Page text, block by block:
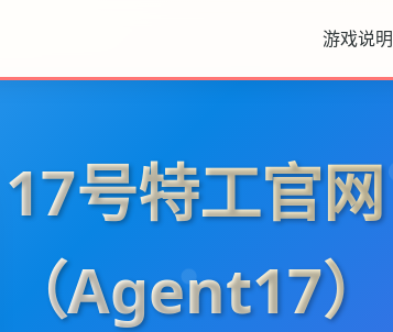
游戏说明
17号特工官网
（Agent17）